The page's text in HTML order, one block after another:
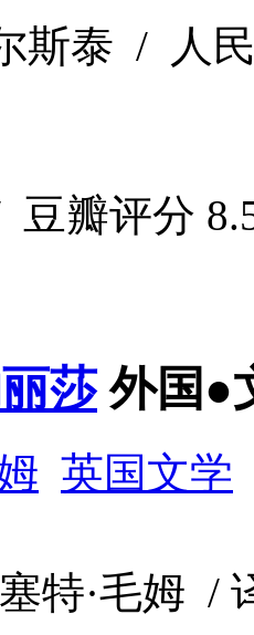
斯泰 / 人
豆瓣评分
莎 外国●
英国文学
特·毛姆 /